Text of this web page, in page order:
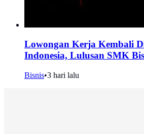
Lowongan Kerja Kembali
Indonesia, Lulusan SMK
Bisnis•3 hari lalu